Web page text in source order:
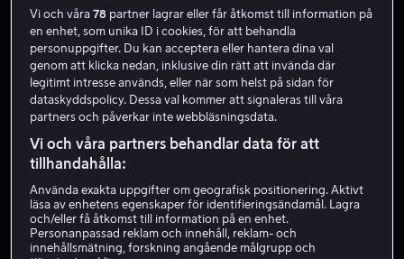
Antonio Negret
Vi och våra78 partner lagrar eller får åtkomst till information på
en enhet, som unika ID i cookies, för att behandla
personuppgifter. Du kan acceptera eller hantera dina val
genom att klicka nedan, inklusive din rätt att invända där
legitimt intresse används, eller när som helst på sidan för
dataskyddspolicy. Dessa val kommer att signaleras till våra
partners och påverkar inte webbläsningsdata.
Vi och våra partners behandlar data för att
tillhandahålla:
Använda exakta uppgifter om geografisk positionering. Aktivt
läsa av enhetens egenskaper för identifieringsändamål. Lagra
och/eller få åtkomst till information på en enhet.
Personanpassad reklam och innehåll, reklam- och
innehållsmätning, forskning angående målgrupp och